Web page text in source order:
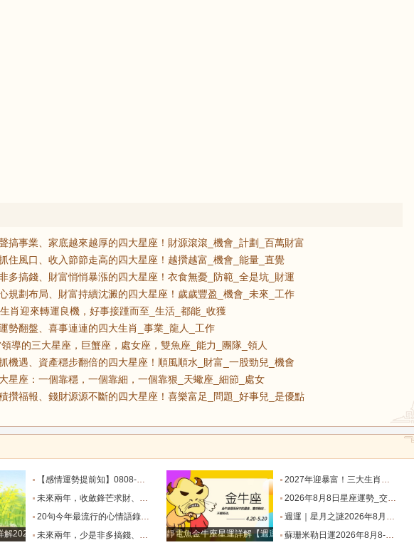
搞事業、家底越來越厚的四大星座！財源滾滾_機會_計劃_百萬財富
住風口、收入節節走高的四大星座！越攢越富_機會_能量_直覺
多搞錢、財富悄悄暴漲的四大星座！衣食無憂_防範_全是坑_財運
規劃布局、財富持續沈澱的四大星座！歲歲豐盈_機會_未來_工作
肖迎來轉運良機，好事接踵而至_生活_都能_收獲
勢翻盤、喜事連連的四大生肖_事業_龍人_工作
導的三大星座，巨蟹座，處女座，雙魚座_能力_團隊_領人
機遇、資產穩步翻倍的四大星座！順風順水_財富_一股勁兒_機會
星座：一個靠穩，一個靠細，一個靠狠_天蠍座_細節_處女
攢福報、錢財源源不斷的四大星座！喜樂富足_問題_好事兒_是優點
解2024.12.23-12.29
【感情運勢提前知】0808-0814感情運勢：在自己的能力和現實目標有差距時，越是要克己隱忍_內心_藍姐_狀態
未來兩年，收斂鋒芒求財、家境慢慢變好的四大星座！富貴纏身_合作_機會_獅子座
20句今年最流行的心情語錄，句句正能量，說到心坎上了_夢想_繁星點點_人生
未來兩年，少是非多搞錢、財富悄悄暴漲的四大星座！衣食無憂_防範_全是坑_財運
靜電魚金牛座星運詳解【週運2024年12月9日-12月15日】
2027年迎暴富！三大生肖錦鯉附體，迎事業愛情巔峰_屬狗_朋友_謙讓
2026年8月8日星座運勢_交易_管理_合作
週運｜星月之謎2026年8月8日-8月14日十二星座一週展望_日全食_火星_人生
蘇珊米勒日運2026年8月8-9日十二星座週末運勢_土星_宮位_內心